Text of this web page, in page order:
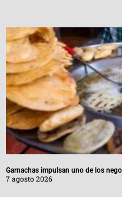
Garnachas impulsan uno de los
7 agosto 2026